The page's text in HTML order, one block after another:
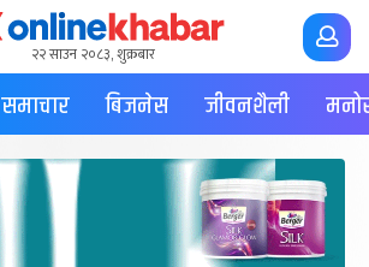
२२ साउन २०८३, शुक्रबार
समाचार बिजनेस जीवनशैली